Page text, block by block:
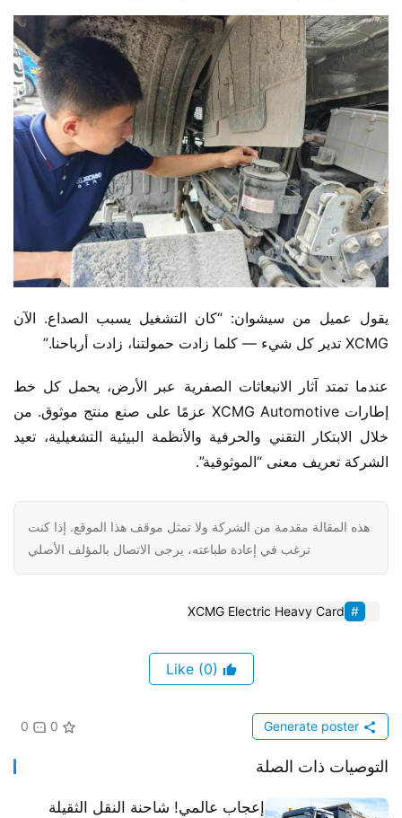
XCMG تدير كل شيء — كلما زادت حمولتنا، زادت أرباحنا.”
الشركة تعريف معنى “الموثوقية”.
هذه المقالة مقدمة من الشركة ولا تمثل موقف هذا الموقع. إذا كنت
ترغب في إعادة طباعته، يرجى الاتصال بالمؤلف الأصلي
XCMG Electric Heavy Card
(0)
0
0
التوصيات ذات الصلة
إعجاب عالمي! شاحنة النقل الثقيلة